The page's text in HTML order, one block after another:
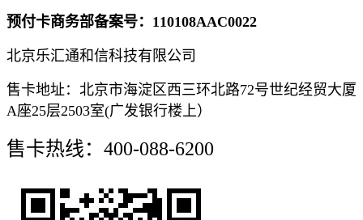
预付卡商务部备案号：110108AAC0022
北京乐汇通和信科技有限公司
售卡地址：北京市海淀区西三环北路72号世纪经贸大厦
A座25层2503室(广发银行楼上）
售卡热线：400-088-6200